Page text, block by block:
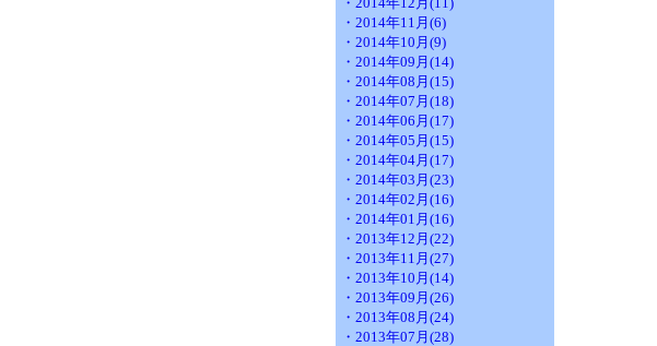
・2014年11月(6)
・2014年10月(9)
・2014年09月(14)
・2014年08月(15)
・2014年07月(18)
・2014年06月(17)
・2014年05月(15)
・2014年04月(17)
・2014年03月(23)
・2014年02月(16)
・2014年01月(16)
・2013年12月(22)
・2013年11月(27)
・2013年10月(14)
・2013年09月(26)
・2013年08月(24)
・2013年07月(28)